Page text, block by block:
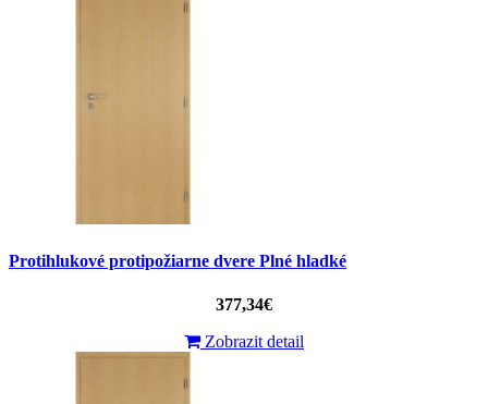
Protihlukové protipožiarne dvere Plné hladké
377,34€
Zobrazit detail